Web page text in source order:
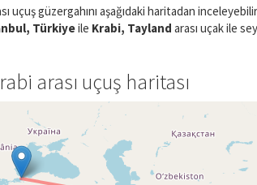
uçuş güzergahını aşağıdaki haritadan
Türkiyeile Krabi, Tayland arası uçak ile
arası uçuş haritası